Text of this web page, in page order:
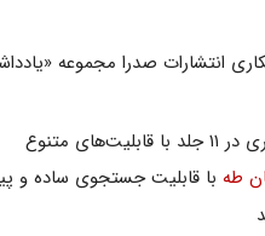
انتشارات صدرا مجموعه
متنوع
طهبا قابلیت جستجوی ساده و